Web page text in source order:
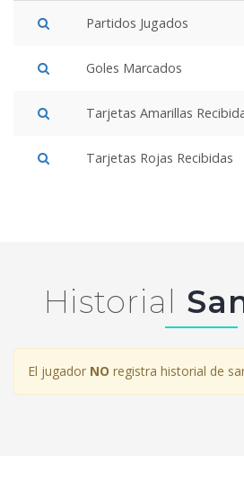
Partidos Jugados
Goles Marcados
Tarjetas Amarillas
Tarjetas Rojas Recibidas
Historial
El jugador NO registra historial de